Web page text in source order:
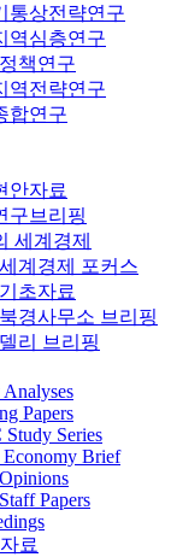
통상전략연구
역심층연구
책연구
역전략연구
합연구
안자료
구브리핑
세계경제
계경제 포커스
초자료
경사무소 브리핑
리 브리핑
Papers
Study Series
Brief
Papers
료